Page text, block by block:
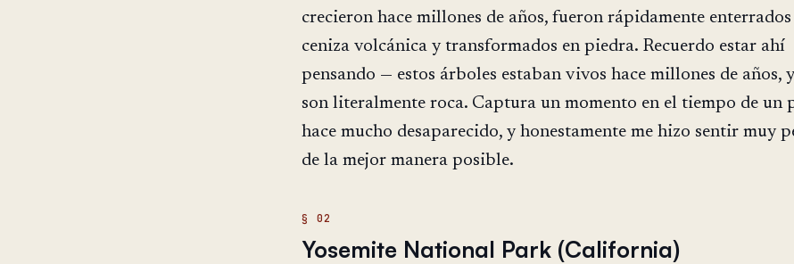
crecieron hace millones de años, fueron rápidamente
ceniza volcánica y transformados en piedra. Recuerdo estar ahí
pensando — estos árboles estaban vivos hace millones de años,
son literalmente roca. Captura un momento en el tiempo de un
hace mucho desaparecido, y honestamente me hizo sentir muy
de la mejor manera posible.
Yosemite National Park (California)